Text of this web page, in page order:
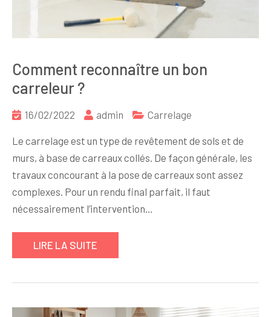
Comment reconnaître un bon
carreleur ?
16/02/2022 admin Carrelage
Le carrelage est un type de revêtement de sols et de
murs, à base de carreaux collés. De façon générale, les
travaux concourant à la pose de carreaux sont assez
complexes. Pour un rendu final parfait, il faut
nécessairement l’intervention…
LIRE LA SUITE